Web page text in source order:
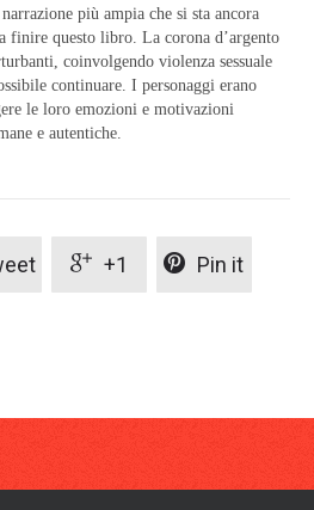
più ampia che si sta ancora
finire questo libro. La corona d’argento
coinvolgendo violenza sessuale
continuare. I personaggi erano
le loro emozioni e motivazioni
e autentiche.
 +1  Pin it